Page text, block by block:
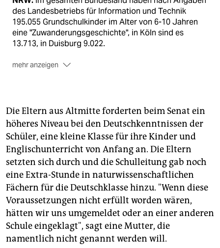
des Landesbetriebs für Information und Technik
195.055 Grundschulkinder im Alter von 6-10 Jahren
eine "Zuwanderungsgeschichte", in Köln sind es
13.713, in Duisburg 9.022.
mehr anzeigen
von 5-10 Jahren. Das Stuttgarter Schulamt hingegen
erfasst an den städtischen Grundschulen nur die
Nationalität. Im Schuljahr 2008/09 waren es 17.669
ausländische Grundschülerinnen.
Bayern:In Bayern ist es anders herum: Während
Münchens Schulamt an seinen Grundschulen auch die
Kinder mit Migrationshintergrund zählt (13.460),
erfasst das Statistische Landesamt bayernweit nur
die ausländischen Grundschülerinnen (33.830).
Deutschland: Laut Mikrozensus 2007 gibt es in
Deutschland 1,139 Millionen Personen im Alter von 5-
10 Jahren mit "Migrationshintergrund im weitesten
Die Eltern aus Altmitte forderten beim Senat ein
höheres Niveau bei den Deutschkenntnissen der
Schüler, eine kleine Klasse für ihre Kinder und
Englischunterricht von Anfang an. Die Eltern
setzten sich durch und die Schulleitung gab noch
eine Extra-Stunde in naturwissenschaftlichen
Fächern für die Deutschklasse hinzu. "Wenn diese
Voraussetzungen nicht erfüllt worden wären,
hätten wir uns umgemeldet oder an einer anderen
Schule eingeklagt", sagt eine Mutter, die
namentlich nicht genannt werden will.